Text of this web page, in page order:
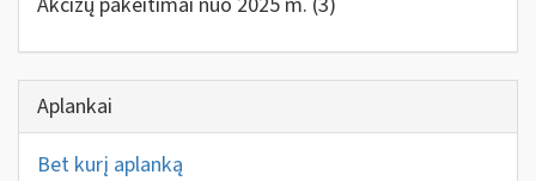
Aplankai
Bet kurį aplanką